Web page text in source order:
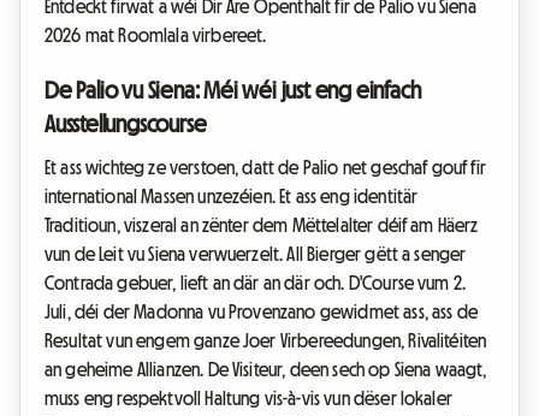
Entdeckt firwat a wéi Dir Äre Openthalt fir de Palio vu Siena
2026 mat Roomlala virbereet.
De Palio vu Siena: Méi wéi just eng einfach
Ausstellungscourse
Et ass wichteg ze verstoen, datt de Palio net geschaf gouf fir
international Massen unzezéien. Et ass eng identitär
Traditioun, viszeral an zënter dem Mëttelalter déif am Häerz
vun de Leit vu Siena verwuerzelt. All Bierger gëtt a senger
Contrada gebuer, lieft an där an där och. D'Course vum 2.
Juli, déi der Madonna vu Provenzano gewidmet ass, ass de
Resultat vun engem ganze Joer Virbereedungen, Rivalitéiten
an geheime Allianzen. De Visiteur, deen sech op Siena waagt,
muss eng respektvoll Haltung vis-à-vis vun dëser lokaler